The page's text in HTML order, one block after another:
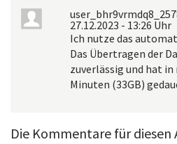
27.12.2023 - 13:26 Uhr
Ich nutze das
Das Übertragen der
zuverlässig und hat
Minuten (33GB)
Die Kommentare für diesen